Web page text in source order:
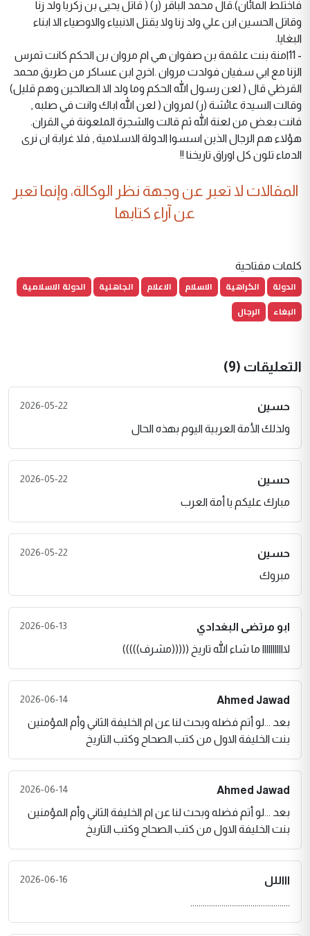
فاختلط المائان).قال محمد الباقر (ر) ( قاتل يحيى بن زكريا ولد زنا
وقاتل الحسين ابن علي ولد زنا ولا يقتل الانبياء والاوصياء الا ابناء
البغايا.
- 11امنة بنت علقمة بن صفوان هي ام مروان بن الحكم كانت تمرس
الزنا مع ابي سفيان فولدت مروان .اخرج ابن عساكر من طريق محمد
القرظي قال ( لعن رسول الله الحكم وما ولد الا الصالحين وهم قليل)
وقالت السيدة عائشة (ر) لمروان ( لعن الله اباك وانت في صلبه ,
فانت بعض من لعنة الله ثم قالت والشجرة الملعونة في القران.
هؤلاء هم الرجال الذين اسسوا الدولة الاسلامية , فلا غرابة ان نرى
الدماء تلون كل اوراق تاريخنا !!
المقالات لا تعبر عن وجهة نظر الوكالة، وإنما تعبر
عن آراء كتابها
كلمات مفتاحية
الدولة الكراهية الاسلام الاعلام الجاهلية
الدولة الاسلامية
البغاء
الرجال
التعليقات (9)
حسين 2026-05-22
ولذلك الأمة العربية اليوم بهذه الحال
حسين 2026-05-22
مبارك عليكم يا أمة العرب
حسين 2026-05-22
مبروك
ابو مرتضى البغدادي 2026-06-13
لااااااااااا ما شاء الله تاريخ (((((مشرف)))))
Ahmed Jawad
2026-06-14
بعد ...لو أتم فضله وبحث لنا عن ام الخليفة الثاني وأم المؤمنين
بنت الخليفة الاول من كتب الصحاح وكتب التاريخ
Ahmed Jawad
2026-06-14
بعد ...لو أتم فضله وبحث لنا عن ام الخليفة الثاني وأم المؤمنين
بنت الخليفة الاول من كتب الصحاح وكتب التاريخ
اااللل 2026-06-16
................................................